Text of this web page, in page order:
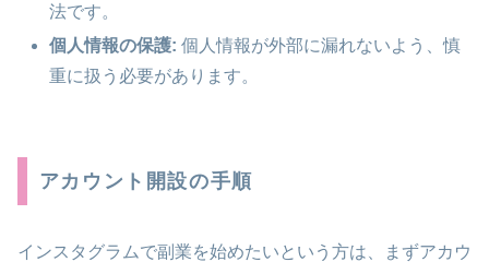
法です。
個人情報の保護: 個人情報が外部に漏れないよう、慎
重に扱う必要があります。
アカウント開設の手順
インスタグラムで副業を始めたいという方は、まずアカウ